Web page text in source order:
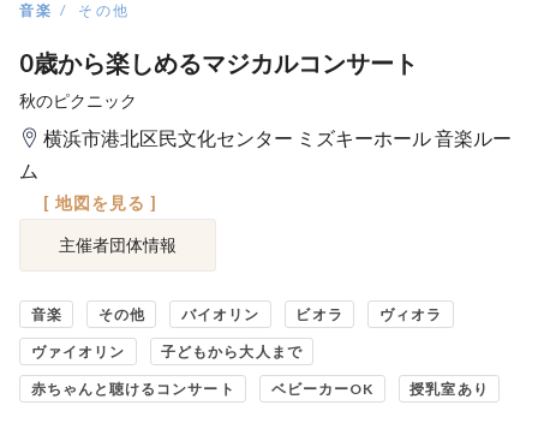
音楽 その他
0歳から楽しめるマジカルコンサート
秋のピクニック
横浜市港北区民文化センター ミズキーホール 音楽ルー
ム
[ 地図を見る ]
主催者団体情報
音楽 その他 バイオリン ビオラ ヴィオラ
ヴァイオリン 子どもから大人まで
赤ちゃんと聴けるコンサート ベビーカーOK 授乳室あり